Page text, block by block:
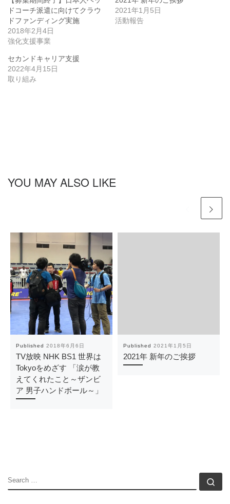
ウ
で
開
き
ま
す
)
い
(
新
し
い
ウ
ィ
ド
ウ
で
開
ドコーチ派遣に向けてクラウ
ドファンディング実施
2018年2月4日
強化支援事業
2021年1月5日
活動報告
セカンドキャリア支援
2022年4月15日
取り組み
YOU MAY ALSO LIKE
Published 2018年6月6日
TV放映 NHK BS1 世界は
Tokyoをめざす 「涙が教
えてくれたこと～ザンビ
ア 男子ハンドボール～」
Published 2021年1月5日
2021年 新年のご挨拶
SEARCH